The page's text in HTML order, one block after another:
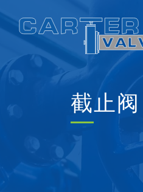
Skip
截止阀